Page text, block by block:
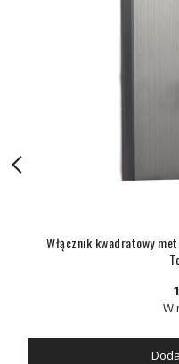
Włącznik kwadratowy
W